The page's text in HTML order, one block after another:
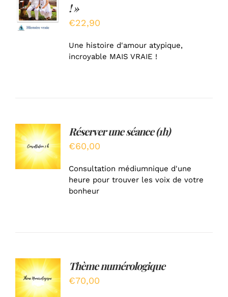
PANIER
/
DÉTAILS
! »
€22,90
Une histoire d'amour atypique,
incroyable MAIS VRAIE !
AJOUTER
AU
PANIER
/
DÉTAILS
Réserver une séance (1h)
€60,00
Consultation médiumnique d'une
heure pour trouver les voix de votre
bonheur
AJOUTER
AU
PANIER
/
Thème numérologique
€70,00